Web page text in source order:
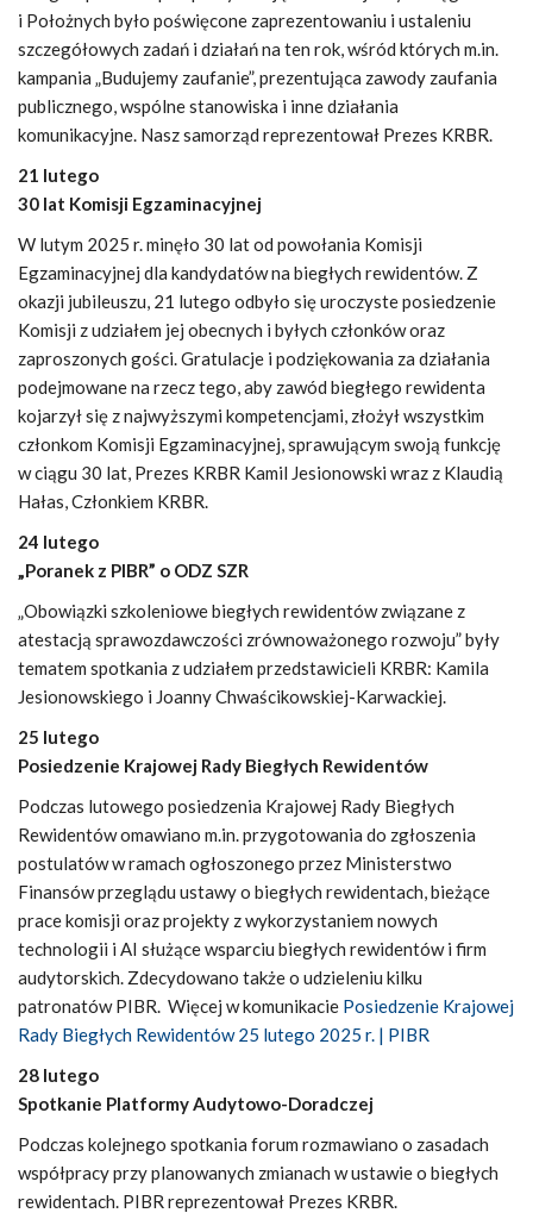
i Położnych było poświęcone zaprezentowaniu i ustaleniu
szczegółowych zadań i działań na ten rok, wśród których m.in.
kampania „Budujemy zaufanie”, prezentująca zawody zaufania
publicznego, wspólne stanowiska i inne działania
komunikacyjne. Nasz samorząd reprezentował Prezes KRBR.
21 lutego
30 lat Komisji Egzaminacyjnej
W lutym 2025 r. minęło 30 lat od powołania Komisji
Egzaminacyjnej dla kandydatów na biegłych rewidentów. Z
okazji jubileuszu, 21 lutego odbyło się uroczyste posiedzenie
Komisji z udziałem jej obecnych i byłych członków oraz
zaproszonych gości. Gratulacje i podziękowania za działania
podejmowane na rzecz tego, aby zawód biegłego rewidenta
kojarzył się z najwyższymi kompetencjami, złożył wszystkim
członkom Komisji Egzaminacyjnej, sprawującym swoją funkcję
w ciągu 30 lat, Prezes KRBR Kamil Jesionowski wraz z Klaudią
Hałas, Członkiem KRBR.
24 lutego
„Poranek z PIBR” o ODZ SZR
„Obowiązki szkoleniowe biegłych rewidentów związane z
atestacją sprawozdawczości zrównoważonego rozwoju” były
tematem spotkania z udziałem przedstawicieli KRBR: Kamila
Jesionowskiego i Joanny Chwaścikowskiej-Karwackiej.
25 lutego
Posiedzenie Krajowej Rady Biegłych Rewidentów
Podczas lutowego posiedzenia Krajowej Rady Biegłych
Rewidentów omawiano m.in. przygotowania do zgłoszenia
postulatów w ramach ogłoszonego przez Ministerstwo
Finansów przeglądu ustawy o biegłych rewidentach, bieżące
prace komisji oraz projekty z wykorzystaniem nowych
technologii i AI służące wsparciu biegłych rewidentów i firm
audytorskich. Zdecydowano także o udzieleniu kilku
patronatów PIBR. Więcej w komunikacie Posiedzenie Krajowej
Rady Biegłych Rewidentów 25 lutego 2025 r. | PIBR
28 lutego
Spotkanie Platformy Audytowo-Doradczej
Podczas kolejnego spotkania forum rozmawiano o zasadach
współpracy przy planowanych zmianach w ustawie o biegłych
rewidentach. PIBR reprezentował Prezes KRBR.